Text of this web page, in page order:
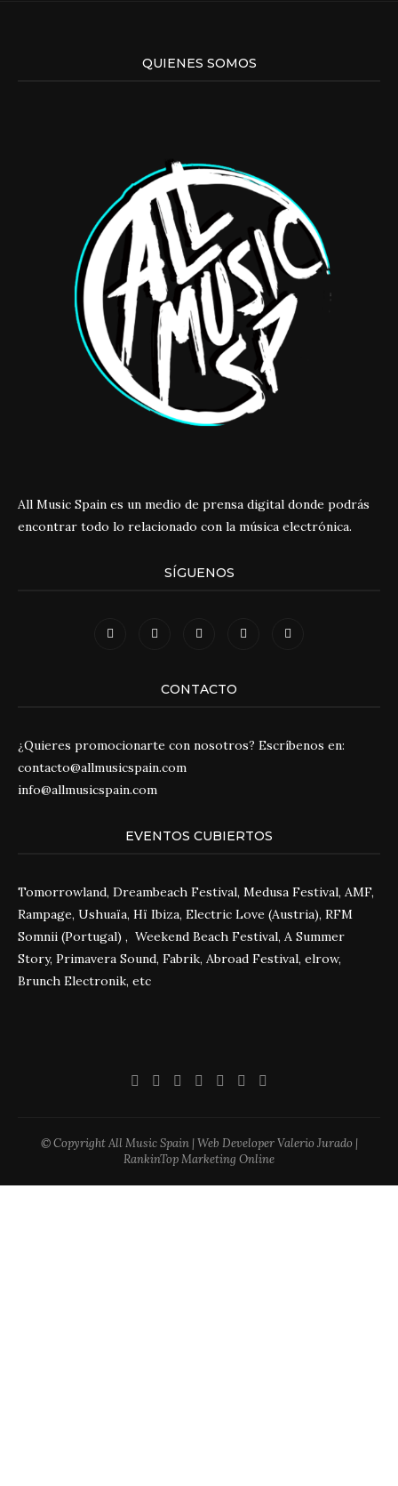
QUIENES SOMOS
All Music Spain es un medio de prensa digital donde podrás
encontrar todo lo relacionado con la música electrónica.
SÍGUENOS
CONTACTO
¿Quieres promocionarte con nosotros? Escríbenos en:
contacto@allmusicspain.com
info@allmusicspain.com
EVENTOS CUBIERTOS
Tomorrowland, Dreambeach Festival, Medusa Festival, AMF,
Rampage, Ushuaïa, Hï Ibiza, Electric Love (Austria), RFM
Somnii (Portugal) , Weekend Beach Festival, A Summer
Story, Primavera Sound, Fabrik, Abroad Festival, elrow,
Brunch Electronik, etc
© Copyright All Music Spain | Web Developer Valerio Jurado |
RankinTop Marketing Online